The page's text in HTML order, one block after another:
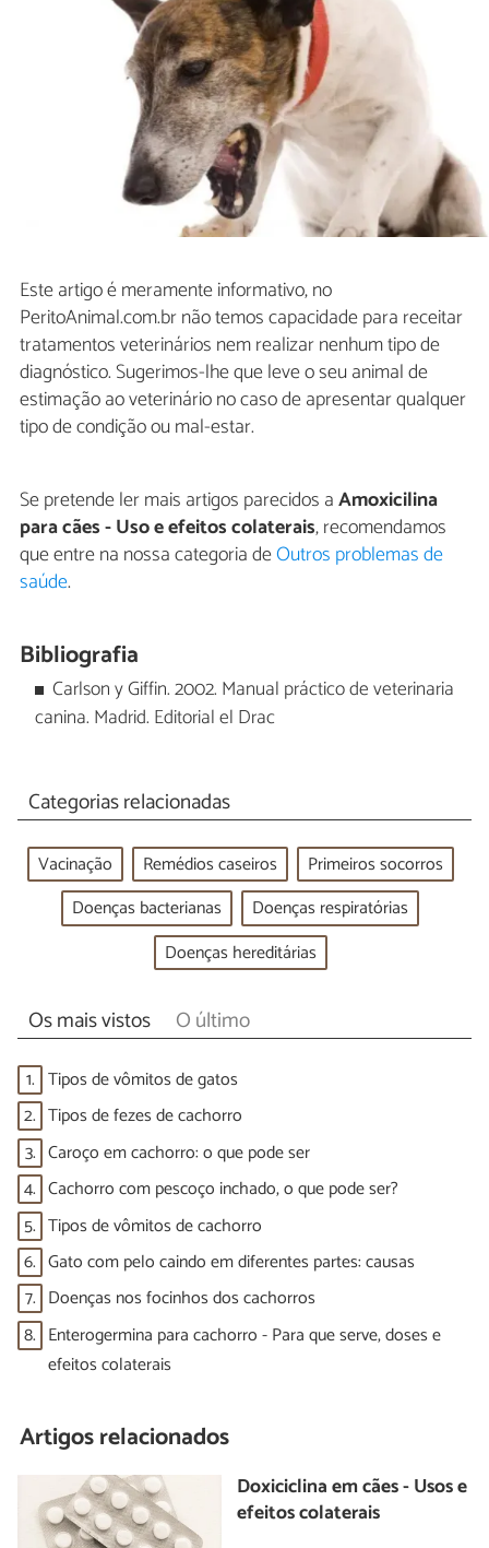
Este artigo é meramente informativo, no
PeritoAnimal.com.br não temos capacidade para receitar
tratamentos veterinários nem realizar nenhum tipo de
diagnóstico. Sugerimos-lhe que leve o seu animal de
estimação ao veterinário no caso de apresentar qualquer
tipo de condição ou mal-estar.
Se pretende ler mais artigos parecidos aAmoxicilina
para cães - Uso e efeitos colaterais, recomendamos
que entre na nossa categoria deOutros problemas de
saúde.
Bibliografia
Carlson y Giffin. 2002. Manual práctico de veterinaria
canina. Madrid. Editorial el Drac
Categorias relacionadas
Vacinação Remédios caseiros
Primeiros socorros
Doenças bacterianas
Doenças respiratórias
Doenças hereditárias
Os mais vistos O último
1. Tipos de vômitos de gatos
2. Tipos de fezes de cachorro
3. Caroço em cachorro: o que pode ser
4. Cachorro com pescoço inchado, o que pode ser?
5. Tipos de vômitos de cachorro
6. Gato com pelo caindo em diferentes partes: causas
7. Doenças nos focinhos dos cachorros
8. Enterogermina para cachorro - Para que serve, doses e
efeitos colaterais
Artigos relacionados
Doxiciclina em cães - Usos e
efeitos colaterais